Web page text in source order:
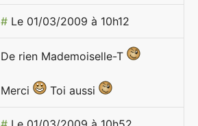
# Le 01/03/2009 à 10h12
De rien Mademoiselle-T
Merci Toi aussi